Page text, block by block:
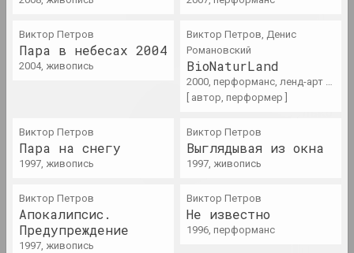
Барысёнак – пра афекты
і выставы-даследаванні
публикация
Chrysalis Mag
душевнобольных и
маргиналов? Разбираемся на
примере творчества А.Р.Ч
Chrysalis Mag, Алексей Кузьмич (младший)
Время действовать:
Виктор Петров
Пара в небесах 2004
2004, живопись
Виктор Петров, Денис
Романовский
BioNaturLand
2000, перформанс, ленд-арт произведение
[ автор, перформер ]
Виктор Петров
Пара на снегу
1997, живопись
Виктор Петров
Выглядывая из окна
1997, живопись
Виктор Петров
Апокалипсис.
Предупреждение
1997, живопись
Виктор Петров
Не известно
1996, перформанс